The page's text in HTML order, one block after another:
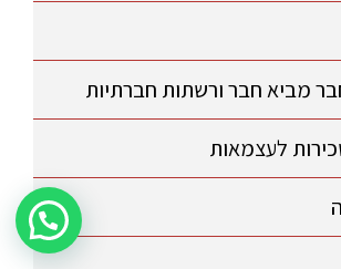
מביא חבר ורשתות חברתיות
לעצמאות
לקבלת פרטים על היעוץ!